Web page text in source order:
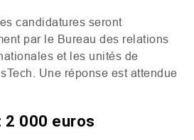
candidatures seront
par le Bureau des relations
et les unités de
Une réponse est attendue
2 000 euros